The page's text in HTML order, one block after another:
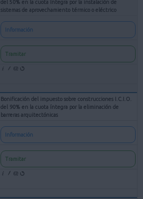
del 50% en la cuota íntegra por la instalación de
sistemas de aprovechamiento térmico o eléctrico
Información
Tramitar
Bonificación del impuesto sobre construcciones I.C.I.O.
del 90% en la cuota íntegra por la eliminación de
barreras arquitectónicas
Información
Tramitar